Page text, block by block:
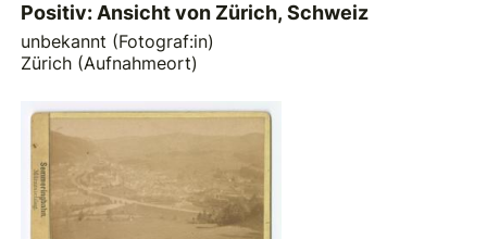
Positiv: Ansicht von Zürich, Schweiz
unbekannt (Fotograf:in)
Zürich (Aufnahmeort)